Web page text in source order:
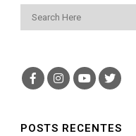
POSTS RECENTES